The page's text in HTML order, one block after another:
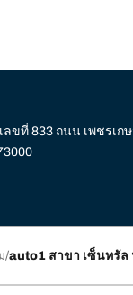
ลขที่ 833 ถนน เพชรเก
auto1 สาขา เซ็นทรัล